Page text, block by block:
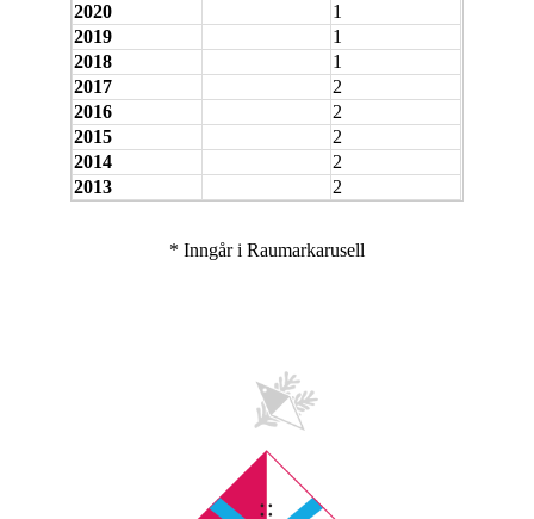
2020
1
2019
1
2018
1
2017
2
2016
2
2015
2
2014
2
2013
2
* Inngår i Raumarkarusell